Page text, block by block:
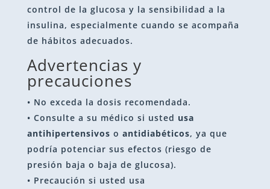
control de la glucosa y la sensibilidad a la
insulina, especialmente cuando se acompaña
de hábitos adecuados.
Advertencias y
precauciones
• No exceda la dosis recomendada.
• Consulte a su médico si usted usa
antihipertensivos o antidiabéticos, ya que
podría potenciar sus efectos (riesgo de
presión baja o baja de glucosa).
• Precaución si usted usa